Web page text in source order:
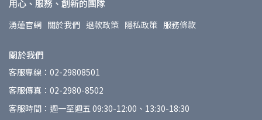
用心、服務、創新的團隊
湧蓮官網 關於我們 退款政策 隱私政策 服務條款
關於我們
客服專線：02-29808501
客服傳真：02-2980-8502
客服時間：週一至週五 09:30-12:00、13:30-18:30